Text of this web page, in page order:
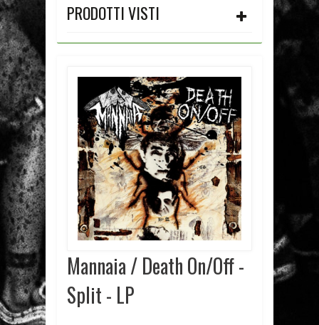
PRODOTTI VISTI
Mannaia / Death On/Off -
Split - LP